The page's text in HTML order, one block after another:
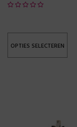
OPTIES SELECTEREN